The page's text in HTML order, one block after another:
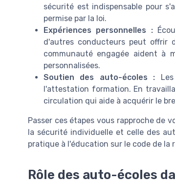
sécurité est indispensable pour
permise par la loi.
Expériences personnelles :
d'autres conducteurs peut offrir
communauté engagée aident à
personnalisées.
Soutien des auto-écoles :
l'attestation formation. En
circulation qui aide à acquérir le
Passer ces étapes vous rapproche de
la sécurité individuelle et celle des
pratique à l'éducation sur le code de la
Rôle des auto-écoles